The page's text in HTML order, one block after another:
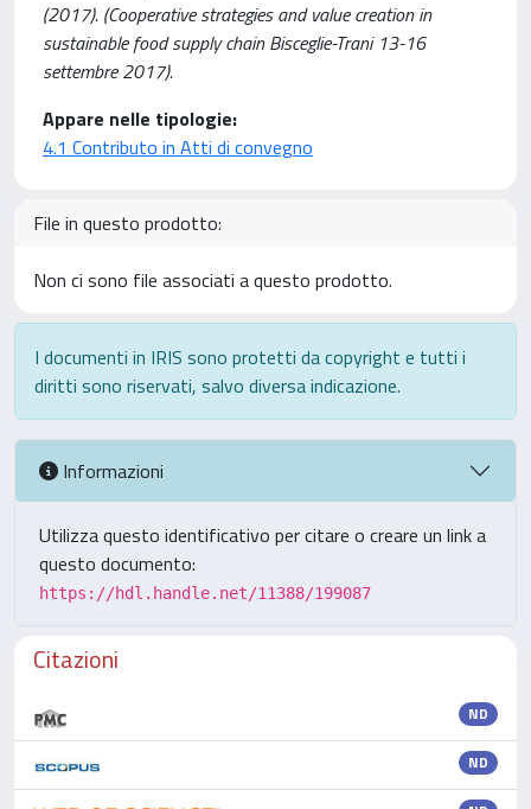
(2017). (Cooperative strategies and value creation in
sustainable food supply chain Bisceglie-Trani 13-16
settembre 2017).
Appare nelle tipologie:
4.1 Contributo in Atti di convegno
File in questo prodotto:
Non ci sono file associati a questo prodotto.
I documenti in IRIS sono protetti da copyright e tutti i
diritti sono riservati, salvo diversa indicazione.
Informazioni
Utilizza questo identificativo per citare o creare un link a
questo documento:
https://hdl.handle.net/11388/199087
Citazioni
ND
ND